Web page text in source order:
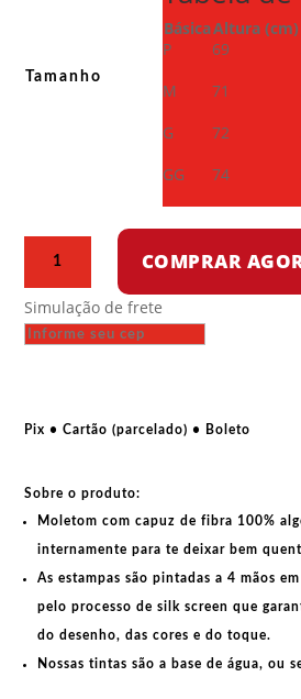
Tamanho
BásicaAltura (cm)
P
69
M
71
G
72
GG
74
-
Urso-
COMPRAR
Simulação de frete
Pix • Cartão (parcelado) • Boleto
Sobre o produto:
Moletom com capuz de fibra 100%
internamente para te deixar bem
As estampas são pintadas a 4 mãos
pelo processo de silk screen que
do desenho, das cores e do toque.
Nossas tintas são a base de água, ou